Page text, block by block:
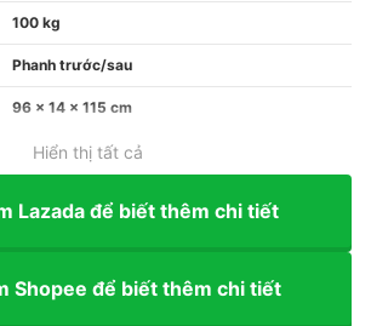
100 kg
Phanh trước/sau
96 x 14 x 115 cm
Hiển thị tất cả
Lazada để biết thêm chi tiết
Shopee để biết thêm chi tiết